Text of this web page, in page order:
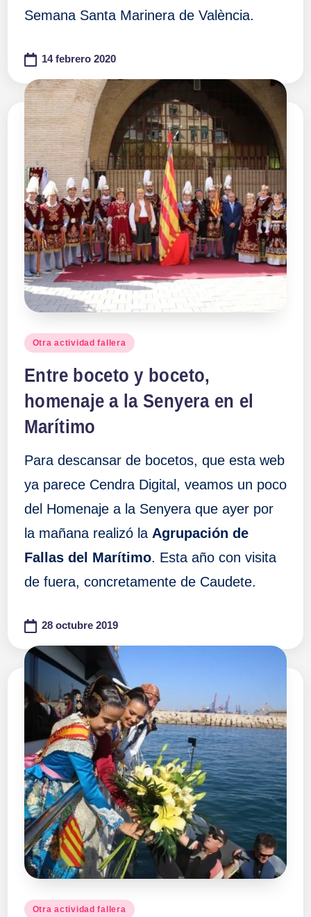
Semana Santa Marinera de València.
14 febrero 2020
Publicado
Otra actividad fallera
Entre boceto y boceto,
homenaje a la Senyera en el
Marítimo
Para descansar de bocetos, que esta web
ya parece Cendra Digital, veamos un poco
del Homenaje a la Senyera que ayer por
la mañana realizó la Agrupación de
Fallas del Marítimo. Esta año con visita
de fuera, concretamente de Caudete.
28 octubre 2019
Publicado
Otra actividad fallera